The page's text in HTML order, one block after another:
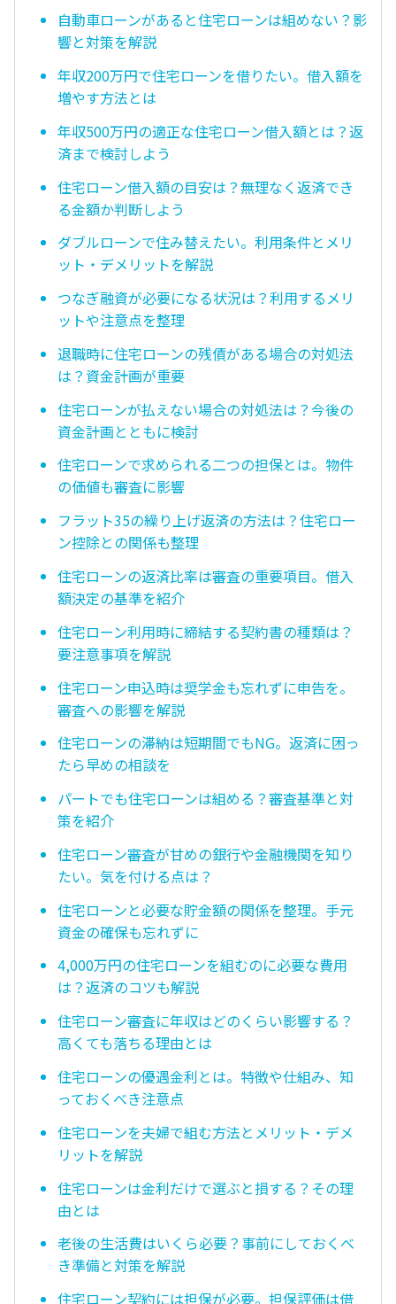
自動車ローンがあると住宅ローンは組めない？影
響と対策を解説
年収200万円で住宅ローンを借りたい。借入額を
増やす方法とは
年収500万円の適正な住宅ローン借入額とは？返
済まで検討しよう
住宅ローン借入額の目安は？無理なく返済でき
る金額か判断しよう
ダブルローンで住み替えたい。利用条件とメリ
ット・デメリットを解説
つなぎ融資が必要になる状況は？利用するメリ
ットや注意点を整理
退職時に住宅ローンの残債がある場合の対処法
は？資金計画が重要
住宅ローンが払えない場合の対処法は？今後の
資金計画とともに検討
住宅ローンで求められる二つの担保とは。物件
の価値も審査に影響
フラット35の繰り上げ返済の方法は？住宅ロー
ン控除との関係も整理
住宅ローンの返済比率は審査の重要項目。借入
額決定の基準を紹介
住宅ローン利用時に締結する契約書の種類は？
要注意事項を解説
住宅ローン申込時は奨学金も忘れずに申告を。
審査への影響を解説
住宅ローンの滞納は短期間でもNG。返済に困っ
たら早めの相談を
パートでも住宅ローンは組める？審査基準と対
策を紹介
住宅ローン審査が甘めの銀行や金融機関を知り
たい。気を付ける点は？
住宅ローンと必要な貯金額の関係を整理。手元
資金の確保も忘れずに
4,000万円の住宅ローンを組むのに必要な費用
は？返済のコツも解説
住宅ローン審査に年収はどのくらい影響する？
高くても落ちる理由とは
住宅ローンの優遇金利とは。特徴や仕組み、知
っておくべき注意点
住宅ローンを夫婦で組む方法とメリット・デメ
リットを解説
住宅ローンは金利だけで選ぶと損する？その理
由とは
老後の生活費はいくら必要？事前にしておくべ
き準備と対策を解説
住宅ローン契約には担保が必要。担保評価は借